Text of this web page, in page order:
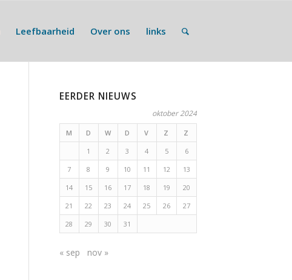
Leefbaarheid Over ons links
EERDER NIEUWS
oktober 2024
M D W D V Z
Z
1
2 3 4 5
6
7
8 9 10 11 12
13
14
15 16 17 18 19
20
21
22 23 24 25 26
27
28
29 30 31
« sep nov »